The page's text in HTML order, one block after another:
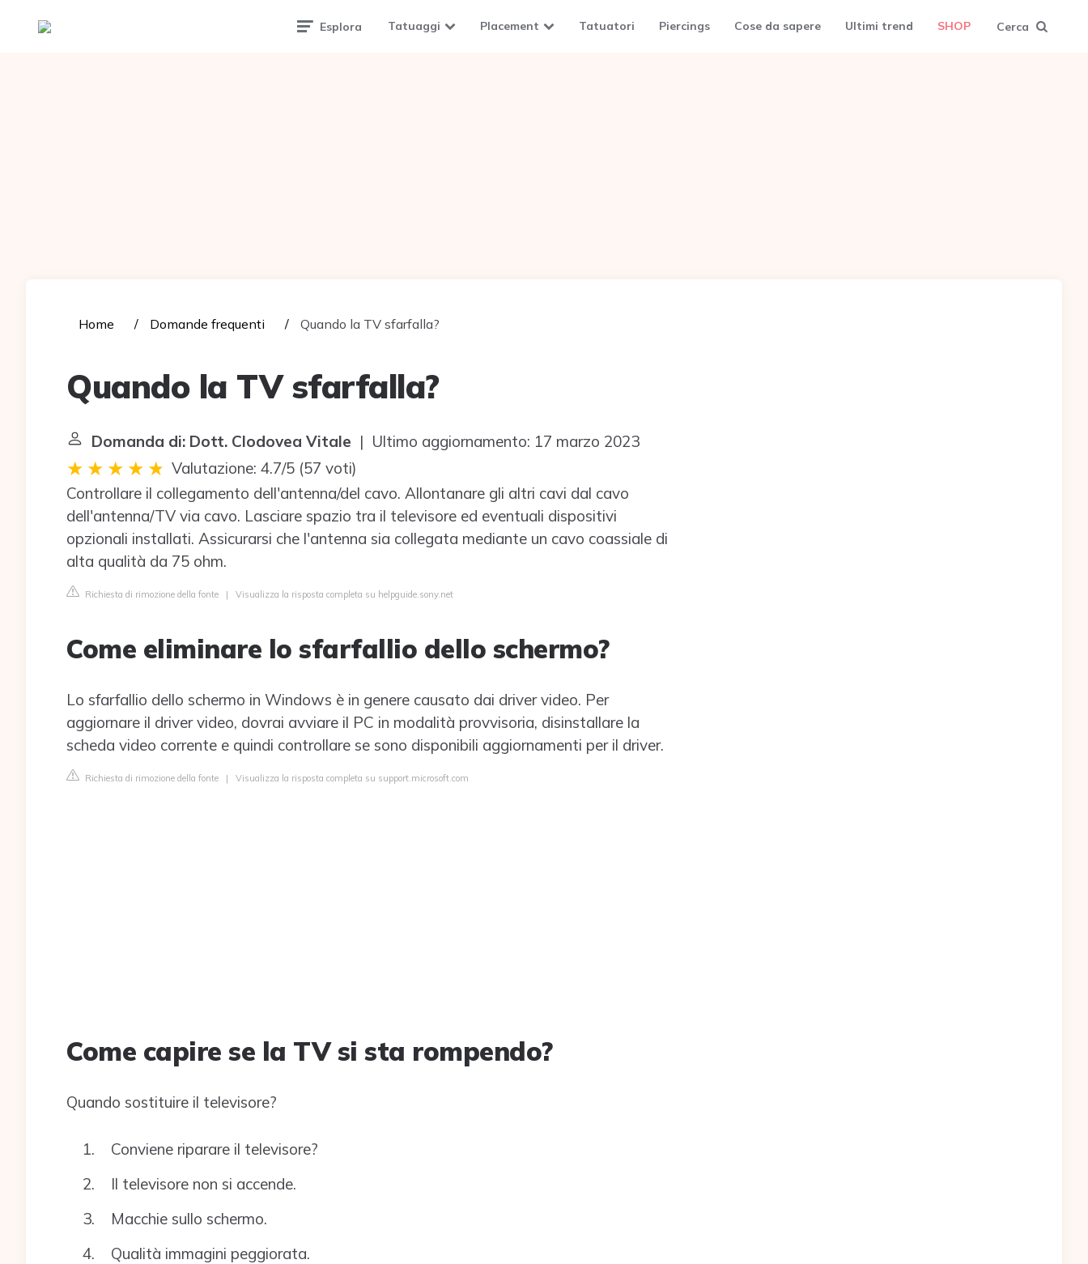
Tattoomuse.it Esplora Tatuaggi Placement Tatuatori Piercings Cose da sapere Ultimi trend SHOP Cerca
Home Domande frequenti Quando la TV sfarfalla?
Quando la TV sfarfalla?
Domanda di: Dott. Clodovea Vitale | Ultimo aggiornamento: 17 marzo 2023
Valutazione: 4.7/5 (57 voti)
Controllare il collegamento dell'antenna/del cavo. Allontanare gli altri cavi dal cavo
dell'antenna/TV via cavo. Lasciare spazio tra il televisore ed eventuali dispositivi
opzionali installati. Assicurarsi che l'antenna sia collegata mediante un cavo coassiale di
alta qualità da 75 ohm.
Richiesta di rimozione della fonte | Visualizza la risposta completa su helpguide.sony.net
Come eliminare lo sfarfallio dello schermo?
Lo sfarfallio dello schermo in Windows è in genere causato dai driver video. Per
aggiornare il driver video, dovrai avviare il PC in modalità provvisoria, disinstallare la
scheda video corrente e quindi controllare se sono disponibili aggiornamenti per il driver.
Richiesta di rimozione della fonte | Visualizza la risposta completa su support.microsoft.com
Come capire se la TV si sta rompendo?
Quando sostituire il televisore?
Conviene riparare il televisore?
Il televisore non si accende.
Macchie sullo schermo.
Qualità immagini peggiorata.